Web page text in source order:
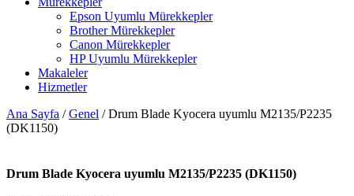
Epson Uyumlu Mürekkepler
Brother Mürekkepler
Canon Mürekkepler
HP Uyumlu Mürekkepler
Makaleler
Hizmetler
Ana Sayfa /Genel / Drum Blade Kyocera uyumlu M2135/P2235
(DK1150)
Drum Blade Kyocera uyumlu M2135/P2235 (DK1150)